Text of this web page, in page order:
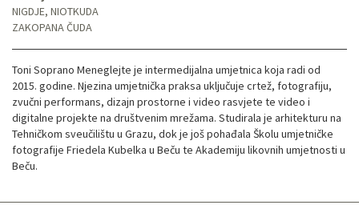
NIGDJE, NIOTKUDA
ZAKOPANA ČUDA
Toni Soprano Meneglejte je intermedijalna umjetnica koja radi od
2015. godine. Njezina umjetnička praksa uključuje crtež, fotografiju,
zvučni performans, dizajn prostorne i video rasvjete te video i
digitalne projekte na društvenim mrežama. Studirala je arhitekturu na
Tehničkom sveučilištu u Grazu, dok je još pohađala Školu umjetničke
fotografije Friedela Kubelka u Beču te Akademiju likovnih umjetnosti u
Beču.